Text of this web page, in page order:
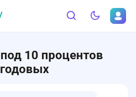
10 процентов
годовых